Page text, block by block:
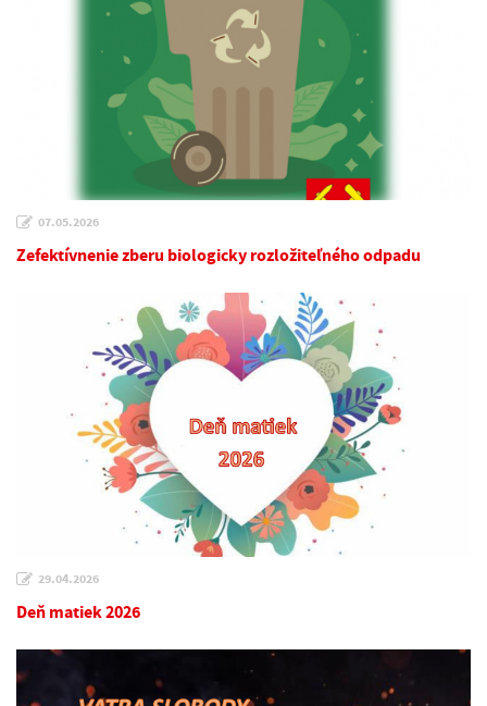
07.05.2026
Zefektívnenie zberu biologicky rozložiteľného odpadu
29.04.2026
Deň matiek 2026